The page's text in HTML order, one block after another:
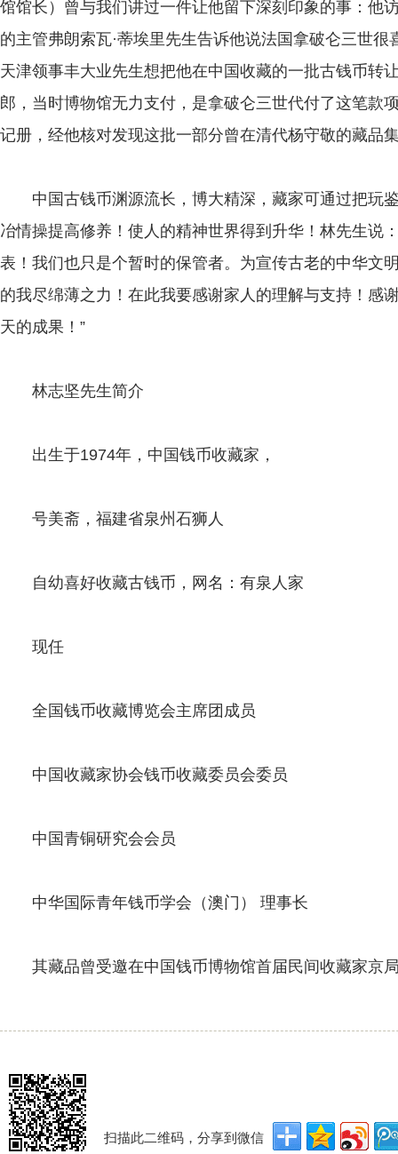
馆馆长）曾与我们讲过一件让他留下深刻印象的事：他
的主管弗朗索瓦·蒂埃里先生告诉他说法国拿破仑三世
天津领事丰大业先生想把他在中国收藏的一批古钱币转
郎，当时博物馆无力支付，是拿破仑三世代付了这笔款
记册，经他核对发现这批一部分曾在清代杨守敬的藏品
中国古钱币渊源流长，博大精深，藏家可通过把玩鉴
冶情操提高修养！使人的精神世界得到升华！林先生说
表！我们也只是个暂时的保管者。为宣传古老的中华文
的我尽绵薄之力！在此我要感谢家人的理解与支持！感
天的成果！”
林志坚先生简介
出生于1974年，中国钱币收藏家，
号美斋，福建省泉州石狮人
自幼喜好收藏古钱币，网名：有泉人家
现任
全国钱币收藏博览会主席团成员
中国收藏家协会钱币收藏委员会委员
中国青铜研究会会员
中华国际青年钱币学会（澳门） 理事长
其藏品曾受邀在中国钱币博物馆首届民间收藏家京
扫描此二维码，分享到微信